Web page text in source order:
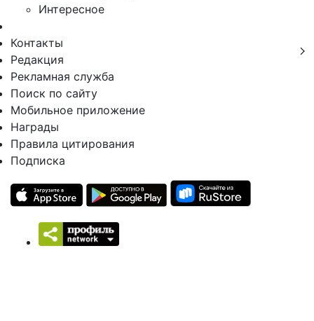
Интересное
Контакты
Редакция
Рекламная служба
Поиск по сайту
Мобильное приложение
Награды
Правила цитирования
Подписка